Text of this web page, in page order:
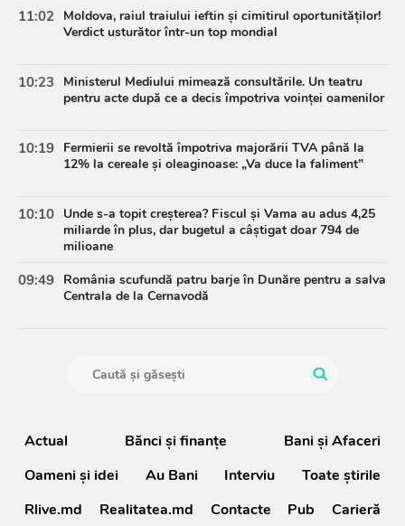
11:02 Moldova, raiul traiului ieftin și cimitirul oportunităților!
Verdict usturător într-un top mondial
10:23
Ministerul Mediului mimează consultările. Un teatru
pentru acte după ce a decis împotriva voinței oamenilor
10:19 Fermierii se revoltă împotriva majorării TVA până la
12% la cereale și oleaginoase: „Va duce la faliment”
10:10 Unde s-a topit creșterea? Fiscul și Vama au adus 4,25
miliarde în plus, dar bugetul a câștigat doar 794 de
milioane
09:49 România scufundă patru barje în Dunăre pentru a salva
Centrala de la Cernavodă
Actual Bănci şi finanţe
Bani și Afaceri
Oameni şi idei
Au Bani Interviu
Toate știrile
Rlive.md
Realitatea.md Contacte Pub Carieră